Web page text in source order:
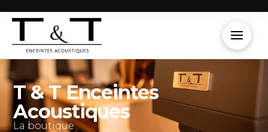
T & T Enceintes
Acoustiques
La boutique